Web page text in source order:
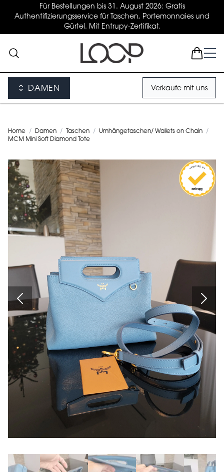
Für Bestellungen bis 31. August 2026: Gratis
Authentifizierungsservice für Taschen, Portemonnaies und
Gürtel. Mit Entrupy-Zertifikat.
DAMEN Verkaufe mit uns
Home / Damen / Taschen / Umhängetaschen/ Wallets on Chain
/
MCM Mini Soft Diamond Tote